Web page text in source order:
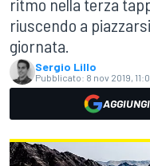
riuscendo a
giornata.
Sergio Lillo
Pubblicato: 8 nov 2019,